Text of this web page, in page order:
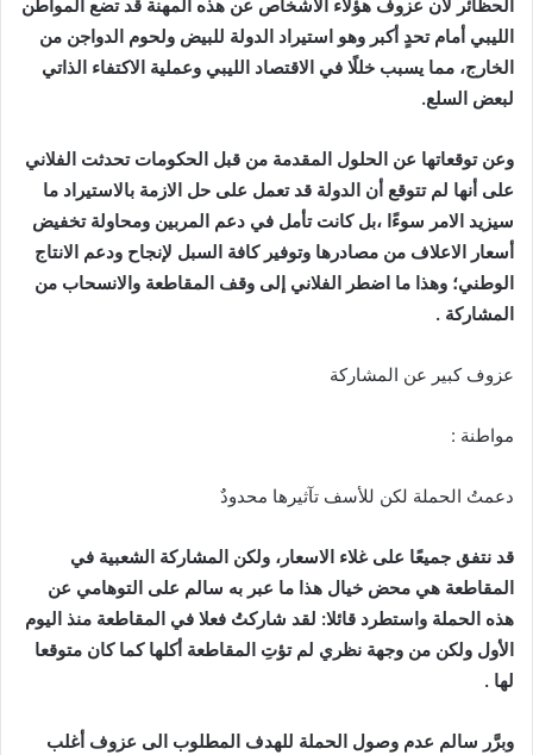
الحظائر لأن عزوف هؤلاء الاشخاص عن هذه المهنة قد تضع المواطن
الليبي أمام تحدٍ أكبر وهو استيراد الدولة للبيض ولحوم الدواجن من
الخارج، مما يسبب خللًا في الاقتصاد الليبي وعملية الاكتفاء الذاتي
لبعض السلع.
وعن توقعاتها عن الحلول المقدمة من قبل الحكومات تحدثت الفلاني
على أنها لم تتوقع أن الدولة قد تعمل على حل الازمة بالاستيراد ما
سيزيد الامر سوءًا ،بل كانت تأمل في دعم المربين ومحاولة تخفيض
أسعار
الاعلاف من مصادرها وتوفير كافة السبل لإنجاح ودعم الانتاج
الوطني؛ وهذا ما اضطر الفلاني إلى وقف المقاطعة والانسحاب من
المشاركة .
عزوف كبير عن المشاركة
مواطنة :
دعمتُ الحملة لكن للأسف تآثيرها محدودٌ
قد نتفق جميعًا على غلاء الاسعار، ولكن المشاركة الشعبية في
المقاطعة هي محض خيال هذا ما عبر به سالم على التوهامي عن
هذه الحملة واستطرد قائلا: لقد شاركتُ فعلا في المقاطعة منذ اليوم
الأول ولكن من وجهة نظري لم تؤتِ المقاطعة أكلها كما كان متوقعا
لها .
وبرَّر سالم عدم وصول الحملة للهدف المطلوب الى عزوف أغلب